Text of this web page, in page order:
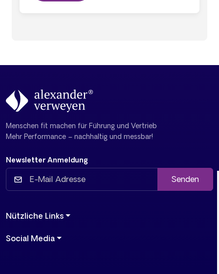
Menschen fit machen für Führung und Vertrieb
Mehr Performance – nachhaltig und messbar!
Newsletter Anmeldung
Senden
Nützliche Links
Social Media